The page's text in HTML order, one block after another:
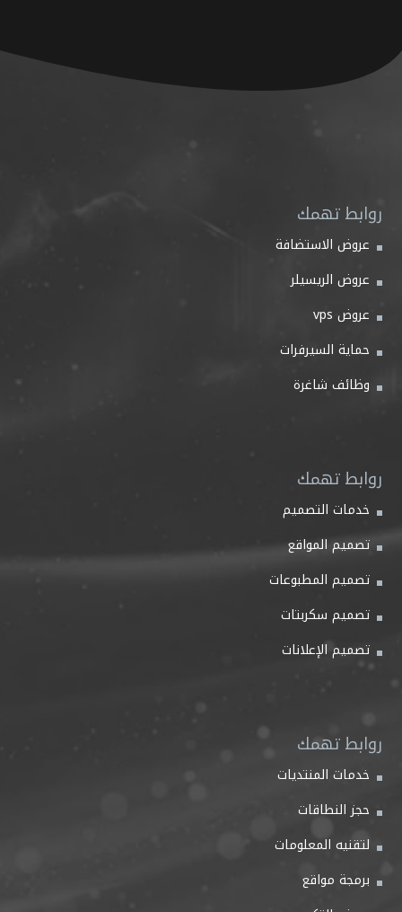
روابط تهمك
عروض الاستضافة
عروض الريسيلر
عروض vps
حماية السيرفرات
وظائف شاغرة
روابط تهمك
خدمات التصميم
تصميم المواقع
تصميم المطبوعات
تصميم سكربتات
تصميم الإعلانات
روابط تهمك
خدمات المنتديات
حجز النطاقات
لتقنيه المعلومات
برمجة مواقع